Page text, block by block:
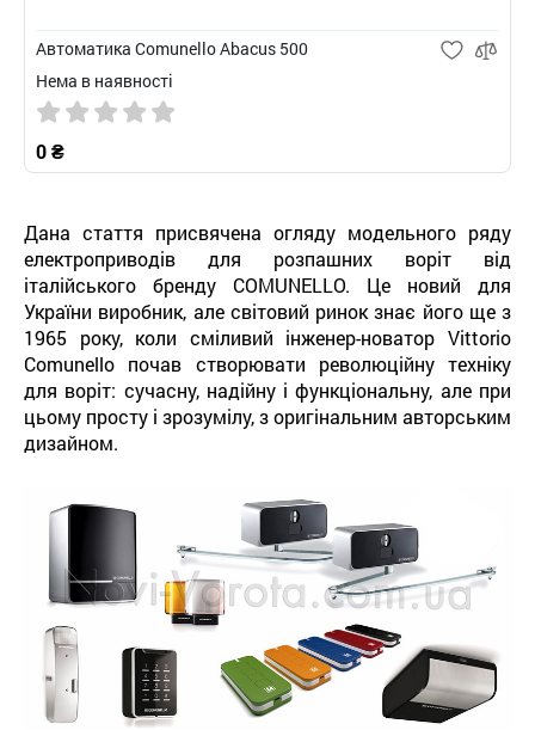
Автоматика Comunello Abacus 500
Нема в наявності
0 ₴
Дана стаття присвячена огляду модельного ряду
електроприводів для розпашних воріт від
італійського бренду COMUNELLO. Це новий для
України виробник, але світовий ринок знає його ще з
1965 року, коли сміливий інженер-новатор Vittorio
Comunello почав створювати революційну техніку
для воріт: сучасну, надійну і функціональну, але при
цьому просту і зрозумілу, з оригінальним авторським
дизайном.